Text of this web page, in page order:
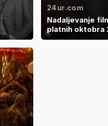
24ur.com
Nadaljevanje
platnih oktobra